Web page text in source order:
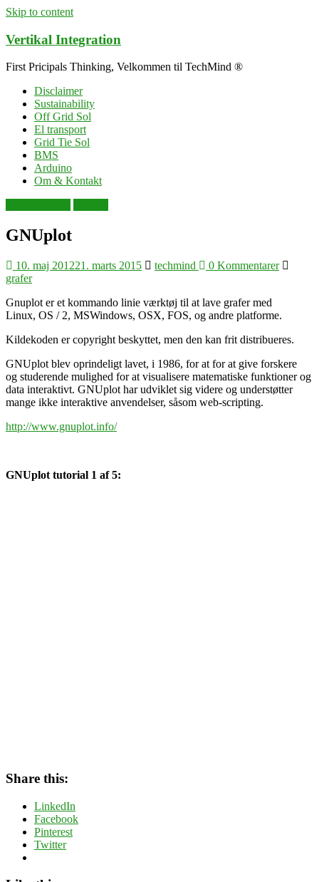
Skip to content
Vertikal Integration
First Pricipals Thinking, Velkommen til TechMind ®
Disclaimer
Sustainability
Off Grid Sol
El transport
Grid Tie Sol
BMS
Arduino
Om & Kontakt
GNUplot
10. maj 201221. marts 2015 techmind
0 Kommentarer
grafer
Gnuplot er et kommando linie værktøj til at lave grafer med
Linux, OS / 2, MSWindows, OSX, FOS, og andre platforme.
Kildekoden er copyright beskyttet, men den kan frit distribueres.
GNUplot blev oprindeligt lavet, i 1986, for at for at give forskere
og studerende mulighed for at visualisere matematiske funktioner og
data interaktivt. GNUplot har udviklet sig videre og understøtter
mange ikke interaktive anvendelser, såsom web-scripting.
http://www.gnuplot.info/
GNUplot tutorial 1 af 5:
Share this:
LinkedIn
Facebook
Pinterest
Twitter